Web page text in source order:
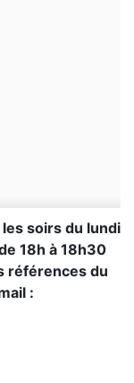
soirs du lundi
18h à 18h30
références du
: